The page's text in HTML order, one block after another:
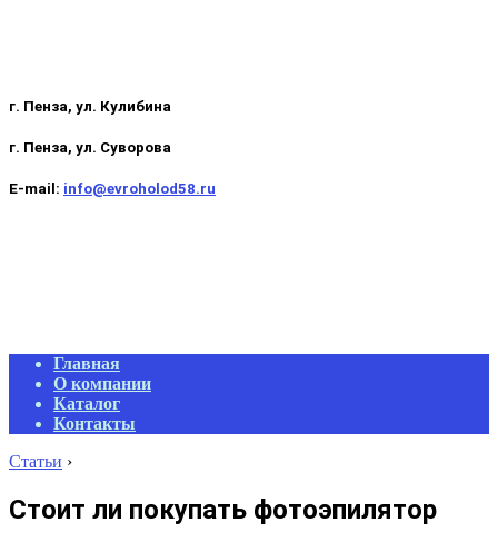
г. Пенза, ул. Кулибина
г. Пенза, ул. Суворова
E-mail: info@evroholod58.ru
Primary
Navigation
Menu
Главная
О компании
Каталог
Контакты
Статьи ›
Стоит ли покупать фотоэпилятор